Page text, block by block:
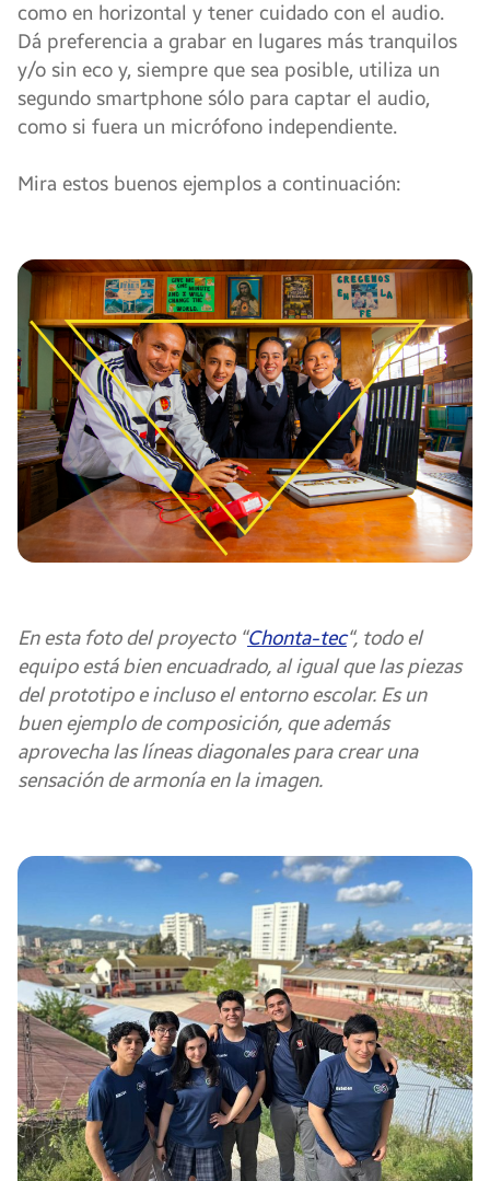
como en horizontal y tener cuidado con el audio.
Dá preferencia a grabar en lugares más tranquilos
y/o sin eco y, siempre que sea posible, utiliza un
segundo smartphone sólo para captar el audio,
como si fuera un micrófono independiente.
Mira estos buenos ejemplos a continuación:
En esta foto del proyecto “Chonta-tec“, todo el
equipo está bien encuadrado, al igual que las piezas
del prototipo e incluso el entorno escolar. Es un
buen ejemplo de composición, que además
aprovecha las líneas diagonales para crear una
sensación de armonía en la imagen.